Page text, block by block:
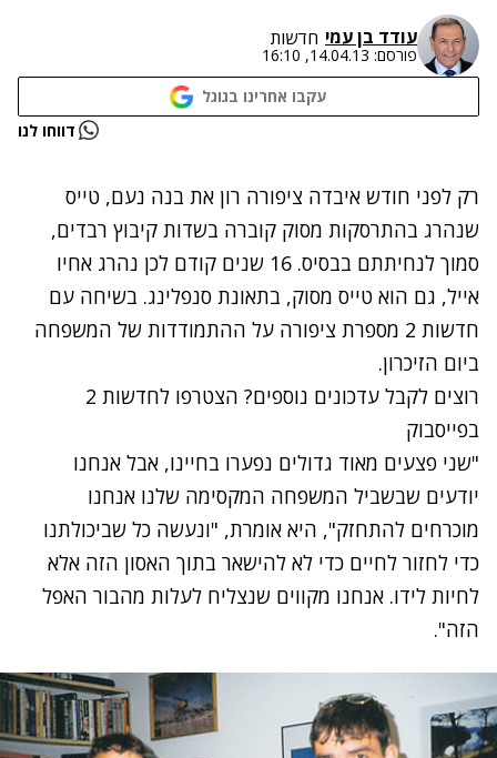
עודד בן עמי חדשות
פורסם: 14.04.13, 16:10
עקבו אחרינו בגוגל
נתקלנו בבעיה דווחו לנו
רק לפני חודש איבדה ציפורה רון את בנה נעם, טייס
שנהרג בהתרסקות מסוק קוברה בשדות קיבוץ רבדים,
סמוך לנחיתתם בבסיס. 16 שנים קודם לכן נהרג אחיו
אייל, גם הוא טייס מסוק, בתאונת סנפלינג. בשיחה עם
חדשות 2 מספרת ציפורה על ההתמודדות של המשפחה
ביום הזיכרון.
רוצים לקבל עדכונים נוספים? הצטרפו לחדשות 2
בפייסבוק
"שני פצעים מאוד גדולים נפערו בחיינו, אבל אנחנו
יודעים שבשביל המשפחה המקסימה שלנו אנחנו
מוכרחים להתחזק", היא אומרת, "ונעשה כל שביכולתנו
כדי לחזור לחיים כדי לא להישאר בתוך האסון הזה אלא
לחיות לידו. אנחנו מקווים שנצליח לעלות מהבור האפל
הזה".